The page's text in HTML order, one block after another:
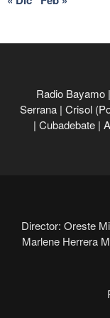
Radio Bayamo |
Serrana | Crisol
| Cubadebate |
Director: Oreste
Marlene Herrera